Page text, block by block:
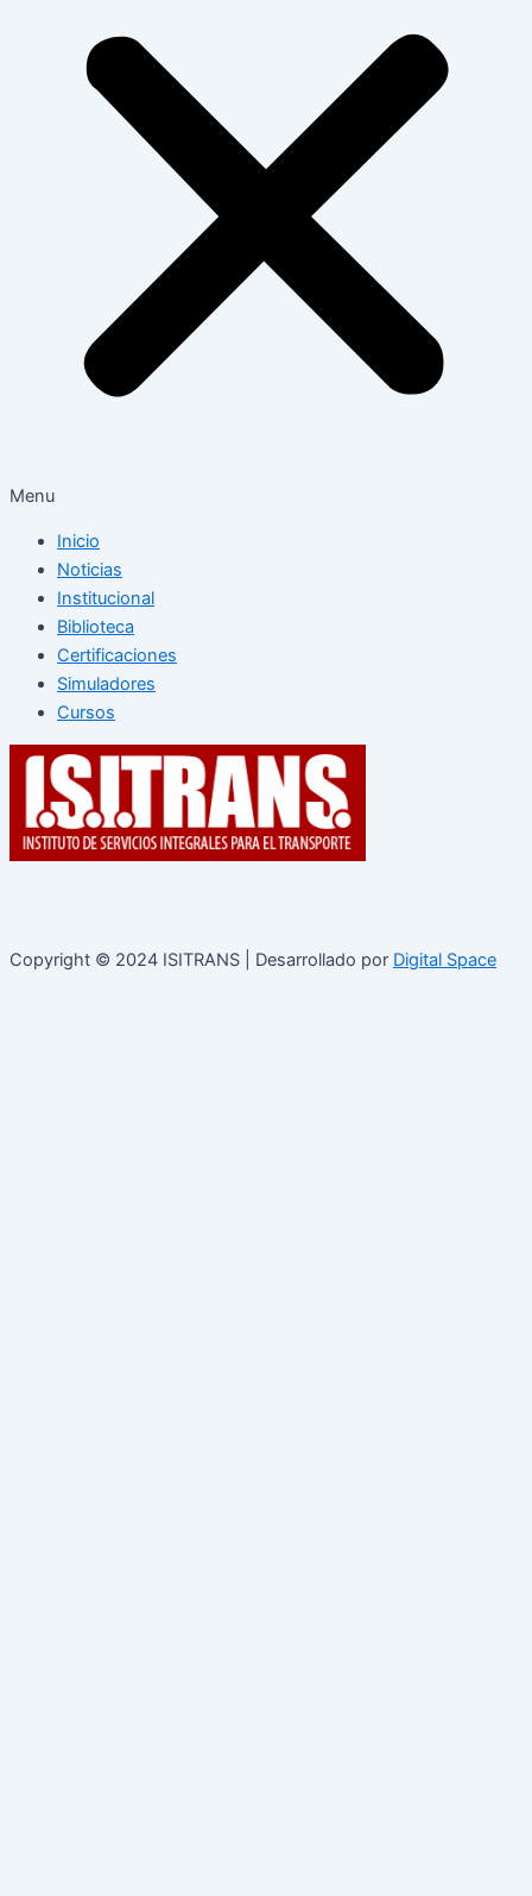
Menu
Inicio
Noticias
Institucional
Biblioteca
Certificaciones
Simuladores
Cursos
Copyright © 2024 ISITRANS | Desarrollado por Digital Space